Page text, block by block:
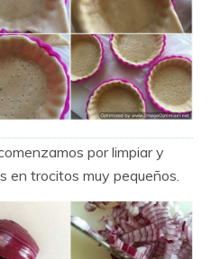
por limpiar y
en trocitos muy pequeños.